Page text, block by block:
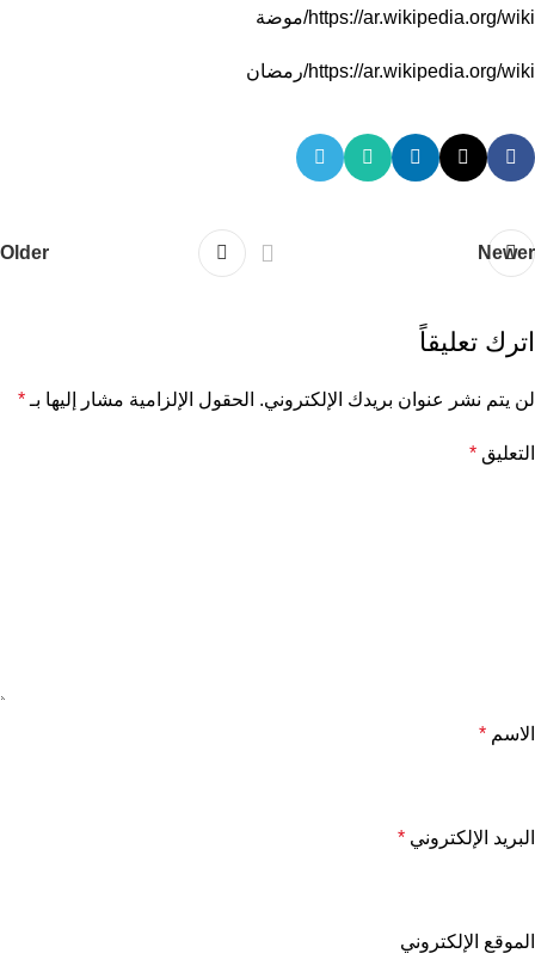
https://ar.wikipedia.org/wiki/موضة
https://ar.wikipedia.org/wiki/رمضان
Newer
Older
اترك تعليقاً
لن يتم نشر عنوان بريدك الإلكتروني. الحقول الإلزامية مشار إليها بـ *
التعليق *
الاسم *
البريد الإلكتروني *
الموقع الإلكتروني